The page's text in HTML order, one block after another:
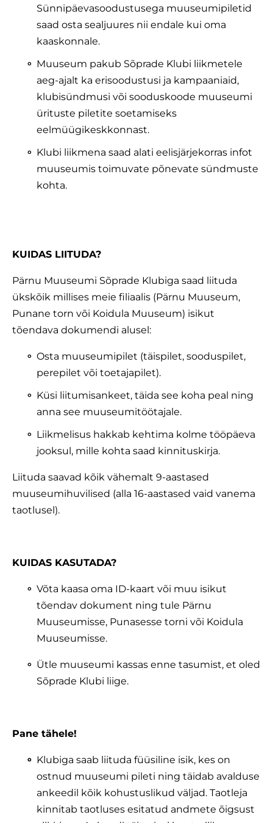
Sünnipäevasoodustusega muuseumipiletid
saad osta sealjuures nii endale kui oma
kaaskonnale.
Muuseum pakub Sõprade Klubi liikmetele
aeg-ajalt ka erisoodustusi ja kampaaniaid,
klubisündmusi või sooduskoode muuseumi
ürituste piletite soetamiseks
eelmüügikeskkonnast.
Klubi liikmena saad alati eelisjärjekorras infot
muuseumis toimuvate põnevate sündmuste
kohta.
KUIDAS LIITUDA?
Pärnu Muuseumi Sõprade Klubiga saad liituda
ükskõik millises meie filiaalis (Pärnu Muuseum,
Punane torn või Koidula Muuseum) isikut
tõendava dokumendi alusel:
Osta muuseumipilet (täispilet, sooduspilet,
perepilet või toetajapilet).
Küsi liitumisankeet, täida see koha peal ning
anna see muuseumitöötajale.
Liikmelisus hakkab kehtima kolme tööpäeva
jooksul, mille kohta saad kinnituskirja.
Liituda saavad kõik vähemalt 9-aastased
muuseumihuvilised (alla 16-aastased vaid vanema
taotlusel).
KUIDAS KASUTADA?
Võta kaasa oma ID-kaart või muu isikut
tõendav dokument ning tule Pärnu
Muuseumisse, Punasesse torni või Koidula
Muuseumisse.
Ütle muuseumi kassas enne tasumist, et oled
Sõprade Klubi liige.
Pane tähele!
Klubiga saab liituda füüsiline isik, kes on
ostnud muuseumi pileti ning täidab avalduse
ankeedil kõik kohustuslikud väljad. Taotleja
kinnitab taotluses esitatud andmete õigsust